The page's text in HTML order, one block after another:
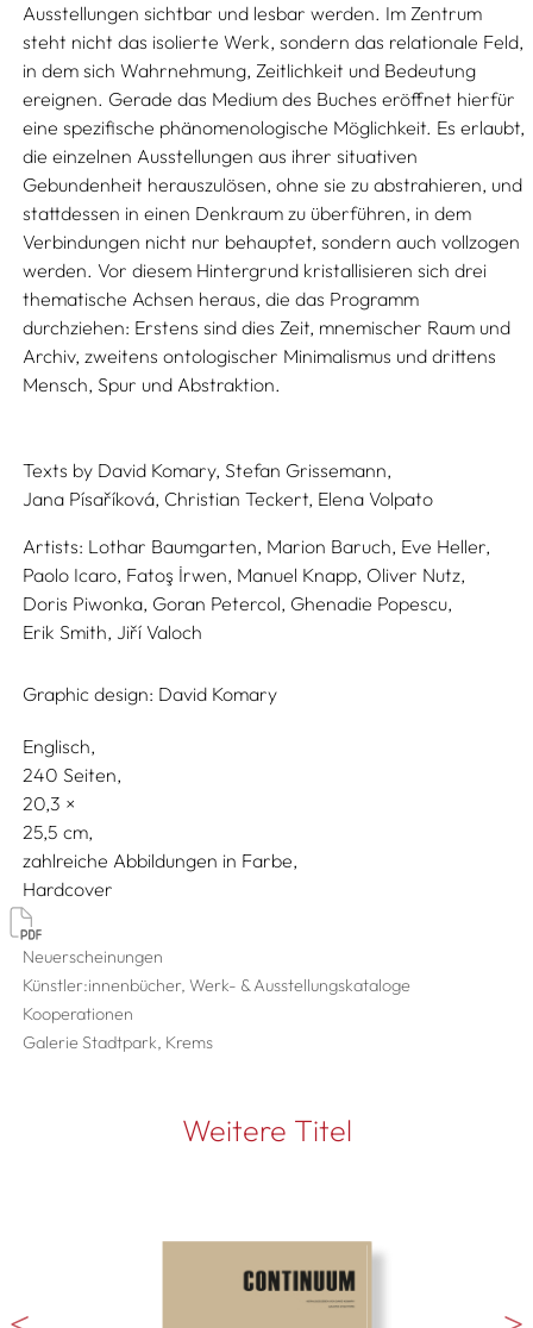
Ausstellungen sichtbar und lesbar werden. Im Zentrum
steht nicht das isolierte Werk, sondern das relationale Feld,
in dem sich Wahrnehmung, Zeitlichkeit und Bedeutung
ereignen. Gerade das Medium des Buches eröffnet hierfür
eine spezifische phänomenologische Möglichkeit. Es erlaubt,
die einzelnen Ausstellungen aus ihrer situativen
Gebundenheit herauszulösen, ohne sie zu abstrahieren, und
stattdessen in einen Denkraum zu überführen, in dem
Verbindungen nicht nur behauptet, sondern auch vollzogen
werden. Vor diesem Hintergrund kristallisieren sich drei
thematische Achsen heraus, die das Programm
durchziehen: Erstens sind dies Zeit, mnemischer Raum und
Archiv, zweitens ontologischer Minimalismus und drittens
Mensch, Spur und Abstraktion.
Texts by David Komary, Stefan Grissemann,
Jana Písaříková, Christian Teckert, Elena Volpato
Artists: Lothar Baumgarten, Marion Baruch, Eve Heller,
Paolo Icaro, Fatoş İrwen, Manuel Knapp, Oliver Nutz,
Doris Piwonka, Goran Petercol, Ghenadie Popescu,
Erik Smith, Jiří Valoch
Graphic design: David Komary
Englisch
240 Seiten,
20,3
25,5
zahlreiche Abbildungen in Farbe
Hardcover
Neuerscheinungen
Künstler:innenbücher, Werk- & Ausstellungskataloge
Kooperationen
Galerie Stadtpark, Krems
Weitere Titel